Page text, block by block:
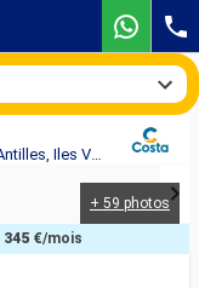
Croisière Costa Fascinosa : Rép.Dominicaine, Antilles, Iles Vierges, Turks et Caicos au départ de La Romana
+ 59 photos
345 €/mois